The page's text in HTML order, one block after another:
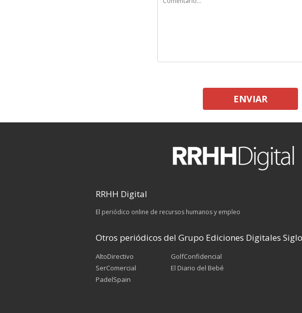
ENVIAR
RRHH Digital
El periódico online de recursos humanos y empleo
Otros periódicos del Grupo Ediciones Digitales
AltoDirectivo
SerComercial
PadelSpain
GolfConfidencial
El Diario del Bebé